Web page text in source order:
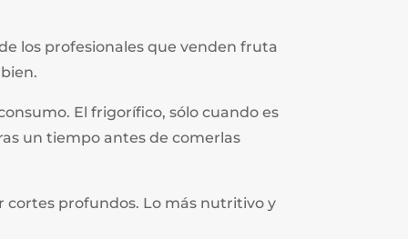
los profesionales que venden fruta
El frigorífico, sólo cuando es
un tiempo antes de comerlas
cortes profundos. Lo más nutritivo y